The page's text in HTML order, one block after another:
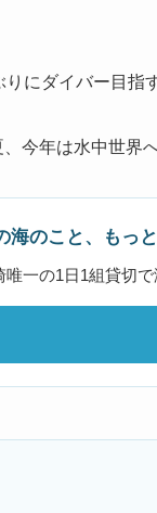
りにダイバー目指
今年は水中世界
海のこと、もっ
唯一の1日1組貸切